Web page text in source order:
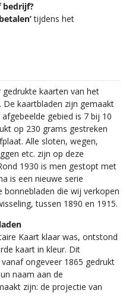
bedrijf?
tijdens het
kaarten van het
kaartbladen zijn gemaakt
gebied is 7 bij 10
op 230 grams gestreken
Alle sloten, wegen,
etc. zijn op deze
1930 is men gestopt met
is een nieuwe serie
die wij verkopen
tussen 1890 en 1915.
Kaart klaar was, ontstond
kaart in kleur. Dit
ongeveer 1865 gedrukt
naam aan de
zijn: de projectie van